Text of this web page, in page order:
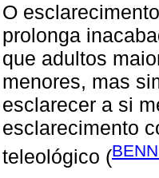
O
prolonga
que adultos
menores, mas
esclarecer a si
esclarecimento
teleológico (